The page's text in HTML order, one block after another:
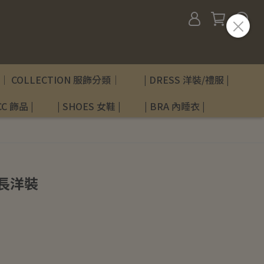
｜ COLLECTION 服飾分類｜
| DRESS 洋裝/禮服 |
飾品 |
| SHOES 女鞋 | | BRA 內睡衣 |
洋裝